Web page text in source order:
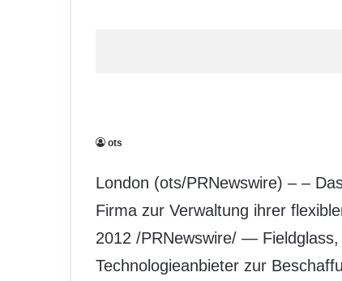
ots
London (ots/PRNewswire) – –
Firma zur Verwaltung ihrer
2012 /PRNewswire/ —
Technologieanbieter zur